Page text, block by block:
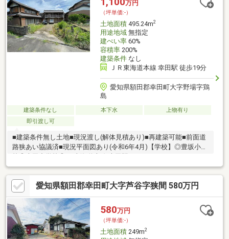
万円
（坪単価:-）
土地面積495.24m2
用途地域無指定
建ぺい率60%
容積率200%
建築条件なし
ＪＲ東海道本線 幸田駅 徒歩19分
愛知県額田郡幸田町大字野場字鶏
島
建築条件なし 本下水
上物有り
即引渡し可
■建築条件無し土地■現況渡し(解体見積あり)■再建築可能■前面道
路狭あい協議済■現況平面図あり(令和6年4月)【学校】◎豊坂小学
愛知県額田郡幸田町大字芦谷字狭間 580万円
580万円
（坪単価:-）
土地面積249m2